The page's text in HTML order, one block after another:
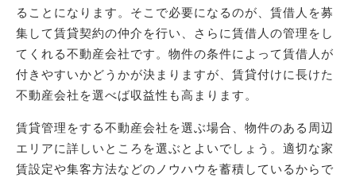
ることになります。そこで必要になるのが、賃借人を募
集して賃貸契約の仲介を行い、さらに賃借人の管理をし
てくれる不動産会社です。物件の条件によって賃借人が
付きやすいかどうかが決まりますが、賃貸付けに長けた
不動産会社を選べば収益性も高まります。
賃貸管理をする不動産会社を選ぶ場合、物件のある周辺
エリアに詳しいところを選ぶとよいでしょう。適切な家
賃設定や集客方法などのノウハウを蓄積しているからで